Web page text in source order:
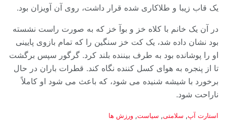
یک قاب زیبا و طلاکاری شده قرار داشت، روی آن آویزان بود.
در آن یک خانم با کلاه خز و بوآ خز که به صورت راست نشسته
بود نشان داده شد، یک کت خز سنگین را که تمام بازوی پایینی
او را پوشانده بود به طرف بیننده بلند کرد. گرگور سپس برگشت
تا از پنجره به هوای کسل کننده نگاه کند. قطرات باران در حال
برخورد با شیشه شنیده می شود، که باعث می شود او کاملاً
ناراحت شود.
دسته‌ها:
استارت آپ, سلامتی, سیاست, ورزش ها